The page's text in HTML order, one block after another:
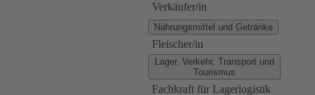
Verkäufer/in
Nahrungsmittel und Getränke
Fleischer/in
Lager, Verkehr, Transport und
Tourismus
Fachkraft für Lagerlogistik